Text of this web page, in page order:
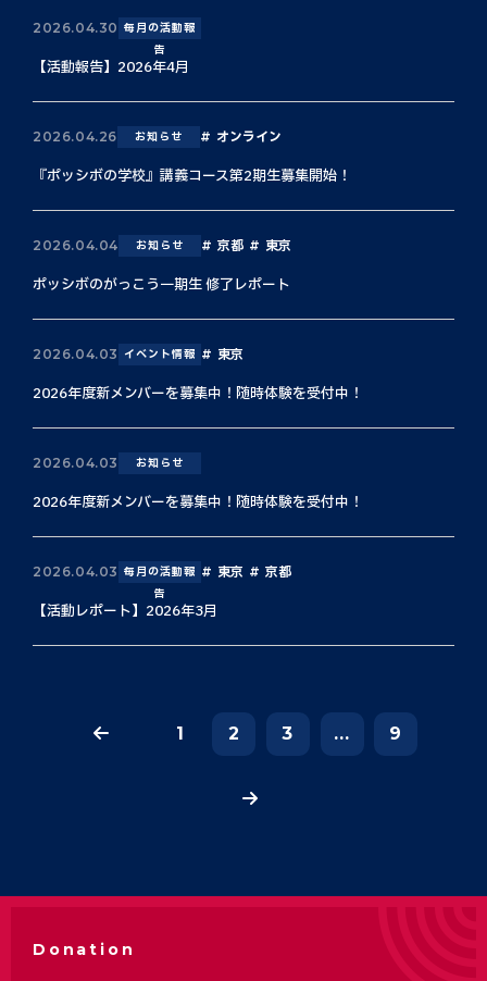
2026.04.30 毎月の活動報
告
【活動報告】2026年4月
2026.04.26 お知らせ オンライン
『ポッシボの学校』講義コース第2期生募集開始！
2026.04.04 お知らせ 京都 東京
ポッシボのがっこう一期生 修了レポート
2026.04.03 イベント情報 東京
2026年度新メンバーを募集中！随時体験を受付中！
2026.04.03 お知らせ
2026年度新メンバーを募集中！随時体験を受付中！
2026.04.03 毎月の活動報
告
東京 京都
【活動レポート】2026年3月
1 2 3 ... 9
Donation